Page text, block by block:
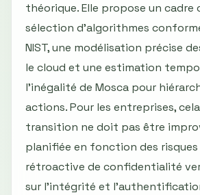
théorique. Elle propose un
sélection d’algorithmes
NIST, une modélisation précise
le cloud et une estimation
l'inégalité de Mosca pour
actions. Pour les entreprises,
transition ne doit pas être
planifiée en fonction des risques
rétroactive de confidentialité
sur l’intégrité et